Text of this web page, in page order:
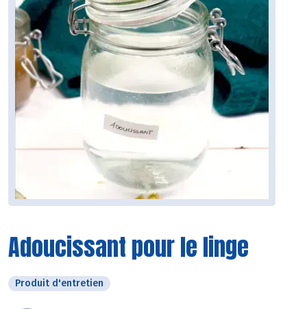
Adoucissant pour le linge
Produit d'entretien